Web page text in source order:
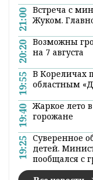
региона,
16:41 19 сентября
Эти слова
райисполкома
с
«Лидский». В
встреча
Лидчины.
Свою позицию